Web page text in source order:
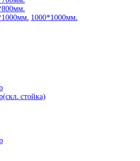
1000*1000мм.
стойка)